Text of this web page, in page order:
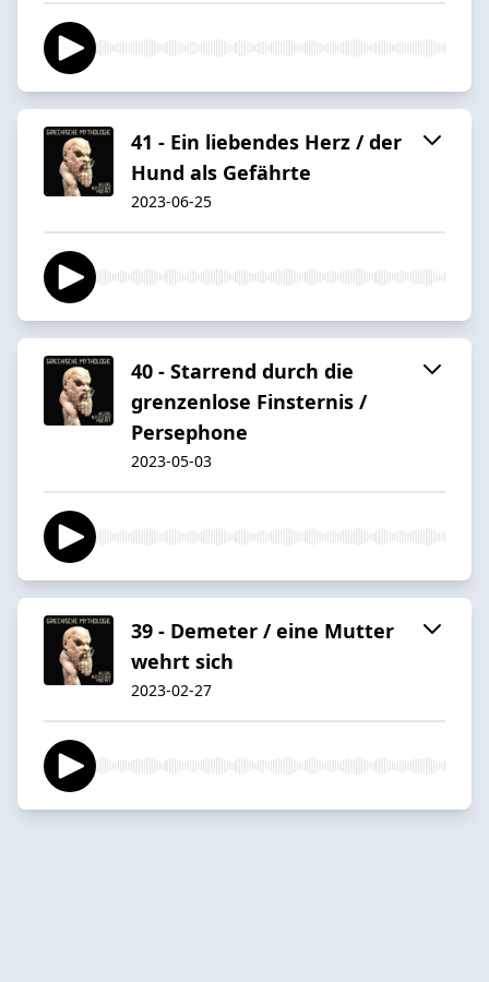
41 - Ein liebendes Herz / der
Hund als Gefährte
2023-06-25
40 - Starrend durch die
grenzenlose Finsternis /
Persephone
2023-05-03
39 - Demeter / eine Mutter
wehrt sich
2023-02-27